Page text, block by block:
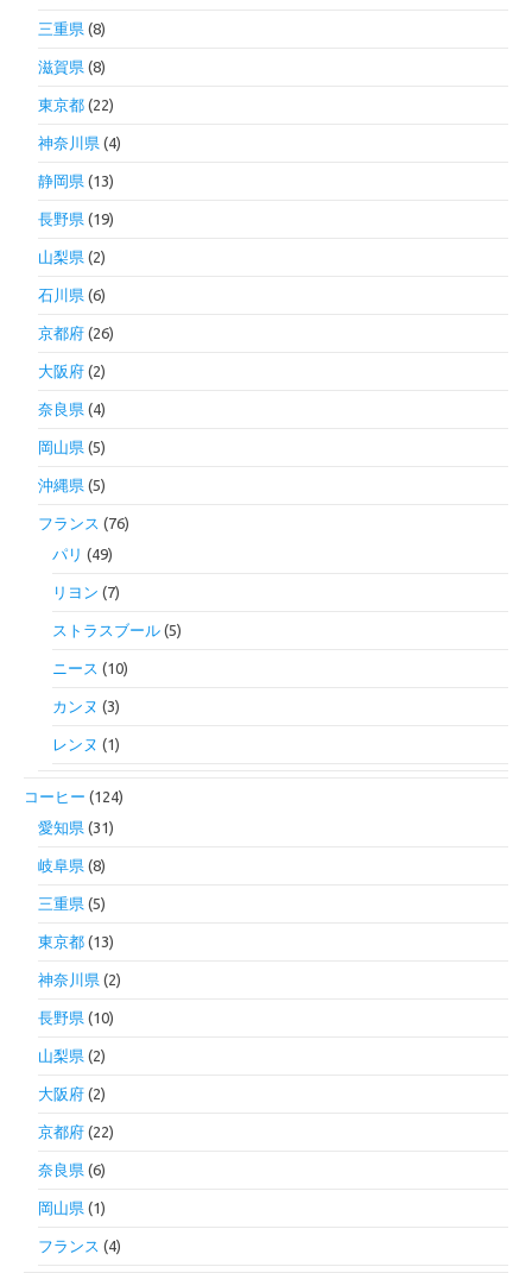
三重県 (8)
滋賀県 (8)
東京都 (22)
神奈川県 (4)
静岡県 (13)
長野県 (19)
山梨県 (2)
石川県 (6)
京都府 (26)
大阪府 (2)
奈良県 (4)
岡山県 (5)
沖縄県 (5)
フランス (76)
パリ (49)
リヨン (7)
ストラスブール (5)
ニース (10)
カンヌ (3)
レンヌ (1)
コーヒー (124)
愛知県 (31)
岐阜県 (8)
三重県 (5)
東京都 (13)
神奈川県 (2)
長野県 (10)
山梨県 (2)
大阪府 (2)
京都府 (22)
奈良県 (6)
岡山県 (1)
フランス (4)